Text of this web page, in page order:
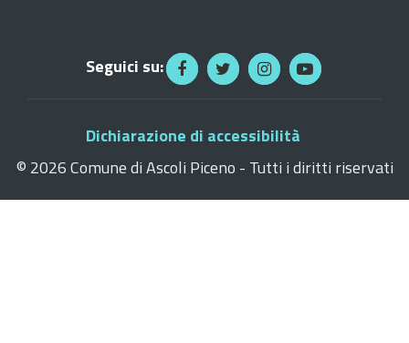
Seguici su:
Dichiarazione di accessibilità
© 2026 Comune di Ascoli Piceno - Tutti i diritti riservati